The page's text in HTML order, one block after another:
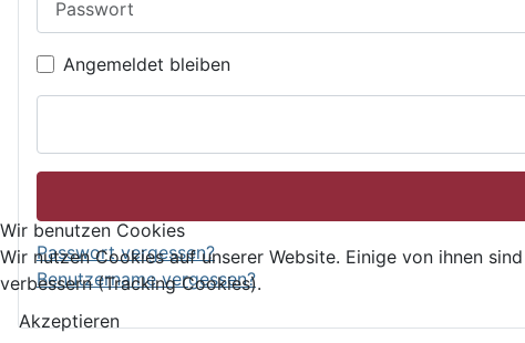
Angemeldet bleiben
Passwort vergessen?
Benutzername vergessen?
Wir benutzen Cookies
Wir nutzen Cookies auf unserer Website. Einige von ihnen
verbessern (Tracking Cookies).
Akzeptieren